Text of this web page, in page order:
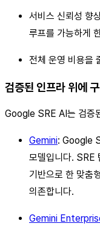
서비스 신뢰성 향
루프를 가능하게
전체 운영 비용을
검증된 인프라 위에
Google SRE AI는 검증
Gemini: Google
모델입니다. SRE
기반으로 한 맞춤
의존합니다.
Gemini